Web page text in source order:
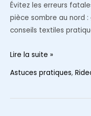
Évitez les erreurs
pièce sombre au nord
conseils textiles
5
Lire la suite »
Astuces pratiques,